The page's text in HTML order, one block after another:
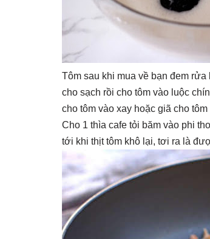
Tôm sau khi mua về bạn đem
cho sạch rồi cho tôm vào luộc
cho tôm vào xay hoặc giã cho tôm
Cho 1 thìa cafe tỏi băm vào phi
tới khi thịt tôm khô lại, tơi ra là